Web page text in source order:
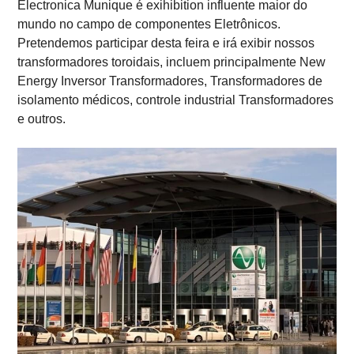
Electronica Munique é exihibition influente maior do
mundo no campo de componentes Eletrônicos.
Pretendemos participar desta feira e irá exibir nossos
transformadores toroidais, incluem principalmente New
Energy Inversor Transformadores, Transformadores de
isolamento médicos, controle industrial Transformadores
e outros.